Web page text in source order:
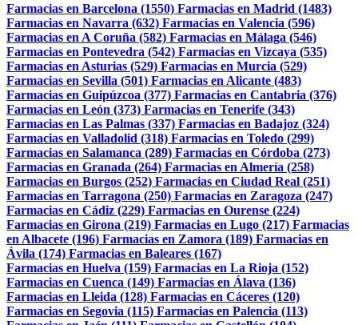
Farmacias en Barcelona (1550) Farmacias en Madrid (1483)
Farmacias en Navarra (632) Farmacias en Valencia (596)
Farmacias en A Coruña (582) Farmacias en Málaga (546)
Farmacias en Pontevedra (542) Farmacias en Vizcaya (535)
Farmacias en Asturias (529) Farmacias en Murcia (529)
Farmacias en Sevilla (501) Farmacias en Alicante (483)
Farmacias en Guipúzcoa (377) Farmacias en Cantabria (376)
Farmacias en León (373) Farmacias en Tenerife (343)
Farmacias en Las Palmas (337) Farmacias en Badajoz (324)
Farmacias en Valladolid (318) Farmacias en Toledo (299)
Farmacias en Salamanca (289) Farmacias en Córdoba (273)
Farmacias en Granada (264) Farmacias en Almería (258)
Farmacias en Burgos (252) Farmacias en Ciudad Real (251)
Farmacias en Tarragona (250) Farmacias en Zaragoza (247)
Farmacias en Cádiz (229) Farmacias en Ourense (224)
Farmacias en Girona (219) Farmacias en Lugo (217) Farmacias
en Albacete (196) Farmacias en Zamora (189) Farmacias en
Ávila (174) Farmacias en Baleares (167)
Farmacias en Huelva (159) Farmacias en La Rioja (152)
Farmacias en Cuenca (149) Farmacias en Álava (136)
Farmacias en Lleida (128) Farmacias en Cáceres (120)
Farmacias en Segovia (115) Farmacias en Palencia (113)